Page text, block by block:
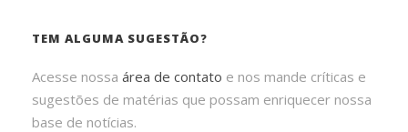
TEM ALGUMA SUGESTÃO?
Acesse nossa área de contato e nos mande críticas e
sugestões de matérias que possam enriquecer nossa
base de notícias.